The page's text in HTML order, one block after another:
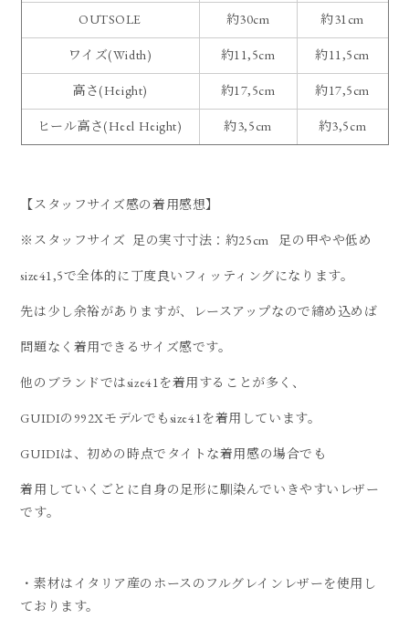
OUTSOLE 約30cm 約31cm
ワイズ(Width) 約11,5cm 約11,5cm
高さ(Height) 約17,5cm 約17,5cm
ヒール高さ(Heel Height) 約3,5cm 約3,5cm
【スタッフサイズ感の着用感想】
※スタッフサイズ 足の実寸寸法：約25cm 足の甲やや低め
size41,5で全体的に丁度良いフィッティングになります。
先は少し余裕がありますが、レースアップなので締め込めば
問題なく着用できるサイズ感です。
他のブランドではsize41を着用することが多く、
GUIDIの992Xモデルでもsize41を着用しています。
GUIDIは、初めの時点でタイトな着用感の場合でも
着用していくごとに自身の足形に馴染んでいきやすいレザー
です。
・素材はイタリア産のホースのフルグレインレザーを使用し
ております。